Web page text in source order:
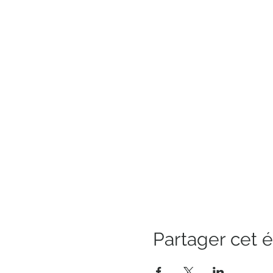
Partager cet